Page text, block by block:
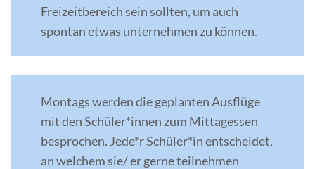
Freizeitbereich sein sollten, um auch
spontan etwas unternehmen zu können.
Montags werden die geplanten Ausflüge
mit den Schüler*innen zum Mittagessen
besprochen. Jede*r Schüler*in entscheidet,
an welchem sie/ er gerne teilnehmen